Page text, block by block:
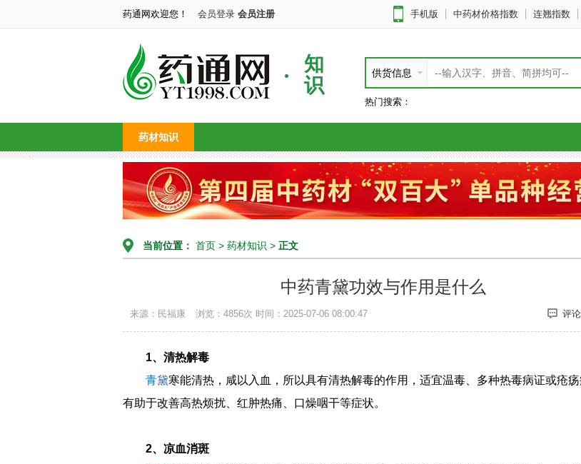
药通网欢迎您！ 会员登录 会员注册 手机版 中药材价格指数 连翘指数
知
识
供货信息
热门搜索：
药材知识
当前位置： 首页 > 药材知识 > 正文
中药青黛功效与作用是什么
来源：民福康 浏览：4856次 时间：2025-07-06 08:00:47 评论
1、清热解毒
青黛寒能清热，咸以入血，所以具有清热解毒的作用，适宜温毒、多种热毒病证或疮疡
有助于改善高热烦扰、红肿热痛、口燥咽干等症状。
2、凉血消斑